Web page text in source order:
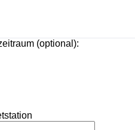
(optional):